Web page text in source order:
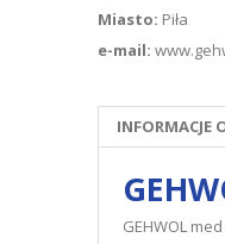
Miasto: Piła
e-mail:
INFORMACJE
GEHWOL